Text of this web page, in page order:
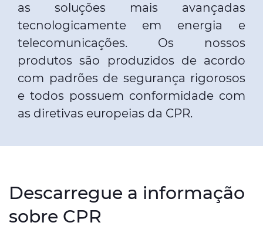
as soluções mais avançadas
tecnologicamente em energia e
telecomunicações. Os nossos
produtos são produzidos de acordo
com padrões de segurança rigorosos
e todos possuem conformidade com
as diretivas europeias da CPR.
Descarregue a informação
sobre CPR